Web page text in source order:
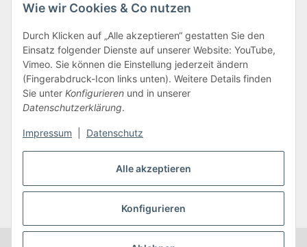
Alle akzeptieren
Konfigurieren
Wie wir Cookies & Co nutzen
Durch Klicken auf „Alle akzeptieren“ gestatten Sie den
Einsatz folgender Dienste auf unserer Website: YouTube,
Vimeo. Sie können die Einstellung jederzeit ändern
(Fingerabdruck-Icon links unten). Weitere Details finden
Sie unter Konfigurieren und in unserer
Datenschutzerklärung.
Impressum Datenschutz
Informationen
Gesetzliche Informationen
Vertrag widerrufen
* Alle Preise zzgl. gesetzlicher USt., zzgl.Versand
~ Sie sind Besucher : 364405